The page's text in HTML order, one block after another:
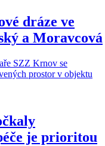
dráze ve
a Moravcová
je prioritou